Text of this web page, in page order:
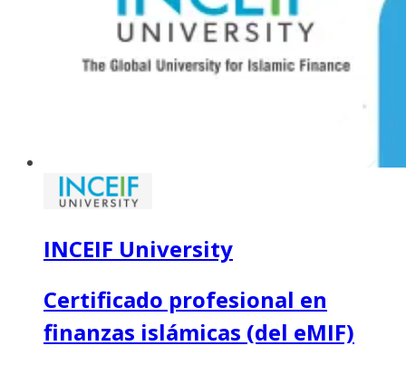
INCEIF University
Certificado profesional en
finanzas islámicas (del eMIF)